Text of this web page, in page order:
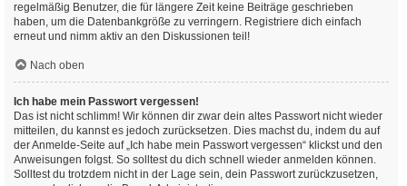
regelmäßig Benutzer, die für längere Zeit keine Beiträge geschrieben
haben, um die Datenbankgröße zu verringern. Registriere dich einfach
erneut und nimm aktiv an den Diskussionen teil!
Nach oben
Ich habe mein Passwort vergessen!
Das ist nicht schlimm! Wir können dir zwar dein altes Passwort nicht wieder
mitteilen, du kannst es jedoch zurücksetzen. Dies machst du, indem du auf
der Anmelde-Seite auf „Ich habe mein Passwort vergessen“ klickst und den
Anweisungen folgst. So solltest du dich schnell wieder anmelden können.
Solltest du trotzdem nicht in der Lage sein, dein Passwort zurückzusetzen,